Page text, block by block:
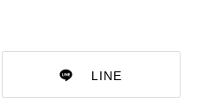
LINE